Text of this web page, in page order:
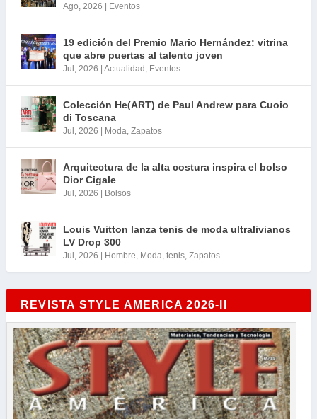
Ago, 2026 | Eventos
19 edición del Premio Mario Hernández: vitrina
que abre puertas al talento joven
Jul, 2026 | Actualidad, Eventos
Colección He(ART) de Paul Andrew para Cuoio
di Toscana
Jul, 2026 | Moda, Zapatos
Arquitectura de la alta costura inspira el bolso
Dior Cigale
Jul, 2026 | Bolsos
Louis Vuitton lanza tenis de moda ultralivianos
LV Drop 300
Jul, 2026 | Hombre, Moda, tenis, Zapatos
REVISTA STYLE AMERICA 2026-II